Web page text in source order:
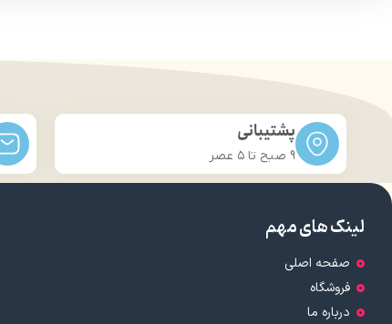
پشتیبانی
9 صبح تا ۵ عصر
لینک های مهم
صفحه اصلی
فروشگاه
درباره ما